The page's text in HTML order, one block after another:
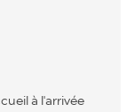
à l'arrivée